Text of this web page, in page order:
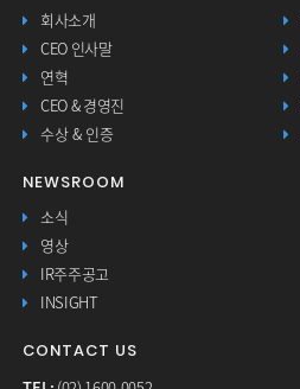
회사소개
CEO 인사말
연혁
CEO & 경영진
수상 & 인증
NEWSROOM
소식
영상
IR주주공고
INSIGHT
CONTACT US